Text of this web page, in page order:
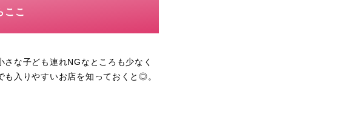
ここ
な子ども連れNGなところも少なく
入りやすいお店を知っておくと◎。